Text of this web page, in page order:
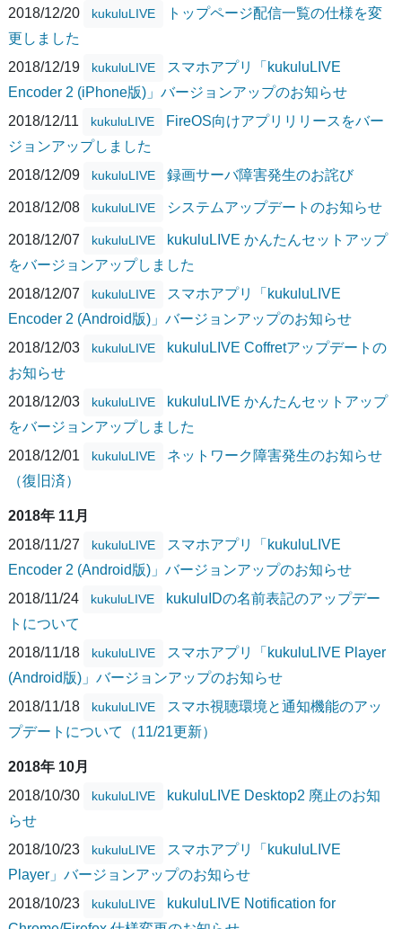
2018/12/20
kukuluLIVE
トップページ配信一覧の仕様を変
更しました
2018/12/19
kukuluLIVE
スマホアプリ「kukuluLIVE
Encoder 2 (iPhone版)」バージョンアップのお知らせ
2018/12/11
kukuluLIVE
FireOS向けアプリリリースをバー
ジョンアップしました
2018/12/09
kukuluLIVE 録画サーバ障害発生のお詫び
2018/12/08 kukuluLIVE システムアップデートのお知らせ
2018/12/07 kukuluLIVE
kukuluLIVE かんたんセットアップ
をバージョンアップしました
2018/12/07
kukuluLIVE
スマホアプリ「kukuluLIVE
Encoder 2 (Android版)」バージョンアップのお知らせ
2018/12/03
kukuluLIVE
kukuluLIVE Coffretアップデートの
お知らせ
2018/12/03
kukuluLIVE
kukuluLIVE かんたんセットアップ
をバージョンアップしました
2018/12/01
kukuluLIVE
ネットワーク障害発生のお知らせ
（復旧済）
2018年 11月
2018/11/27
kukuluLIVE
スマホアプリ「kukuluLIVE
Encoder 2 (Android版)」バージョンアップのお知らせ
2018/11/24
kukuluLIVE
kukuluIDの名前表記のアップデー
トについて
2018/11/18
kukuluLIVE
スマホアプリ「kukuluLIVE Player
(Android版)」バージョンアップのお知らせ
2018/11/18
kukuluLIVE
スマホ視聴環境と通知機能のアッ
プデートについて（11/21更新）
2018年 10月
2018/10/30
kukuluLIVE
kukuluLIVE Desktop2 廃止のお知
らせ
2018/10/23
kukuluLIVE
スマホアプリ「kukuluLIVE
Player」バージョンアップのお知らせ
2018/10/23
kukuluLIVE
kukuluLIVE Notification for